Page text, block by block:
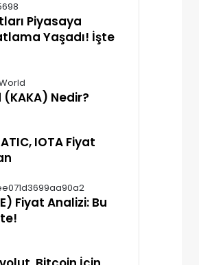
Piyasaya
Yaşadı! İşte
(KAKA) Nedir?
IOTA Fiyat
Fiyat Analizi: Bu